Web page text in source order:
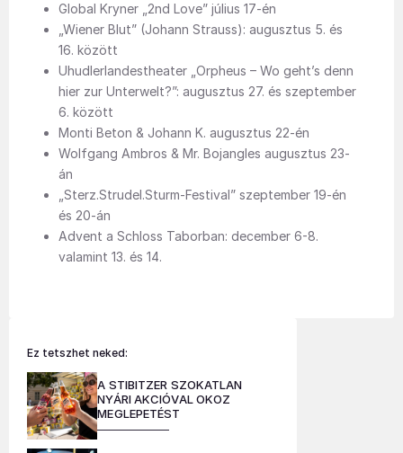
Global Kryner „2nd Love” július 17-én
„Wiener Blut” (Johann Strauss): augusztus 5. és
16. között
Uhudlerlandestheater „Orpheus – Wo geht’s denn
hier zur Unterwelt?”: augusztus 27. és szeptember
6. között
Monti Beton & Johann K. augusztus 22-én
Wolfgang Ambros & Mr. Bojangles augusztus 23-
án
„Sterz.Strudel.Sturm-Festival” szeptember 19-én
és 20-án
Advent a Schloss Taborban: december 6-8.
valamint 13. és 14.
Ez tetszhet neked:
A STIBITZER SZOKATLAN
NYÁRI AKCIÓVAL OKOZ
MEGLEPETÉST